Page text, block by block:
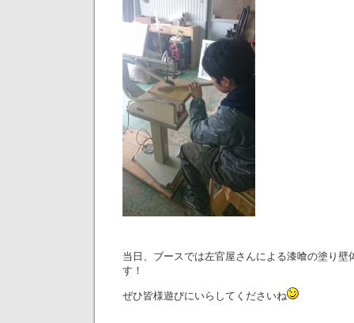
当日、ブースでは左官屋さんによる漆喰の塗り壁
す！
ぜひ皆様遊びにいらしてくださいね